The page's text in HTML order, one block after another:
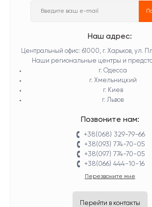
Наш адрес:
Центральный офис: 61000, г. Харьков, ул.
Наши региональные центры и
г. Одесса
г. Хмельницкий
г. Киев
г. Львов
Позвоните нам:
+38(068) 329-79-66
+38(093) 774-70-05
+38(097) 774-70-05
+38(066) 444-10-16
Перезвоните мне
Перейти в контакты